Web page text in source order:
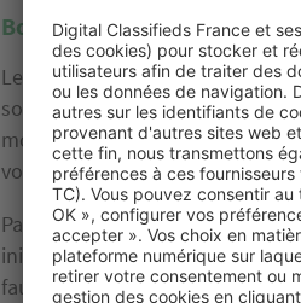
Bois, PVC, aluminium…
Le choix dumatériau
souhaitez construire (moderne,
moins cher que l’aluminium),
vos convictions.
Par exemple, lesfenêtres en
inimitable, tout en étant
faut prévoir un entretien